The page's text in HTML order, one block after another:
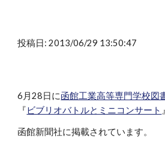
投稿日: 2013/06/29 13:50:47
6月28日に函館工業高等専門学校図
『ビブリオバトルとミニコンサート
函館新聞社に掲載されています。